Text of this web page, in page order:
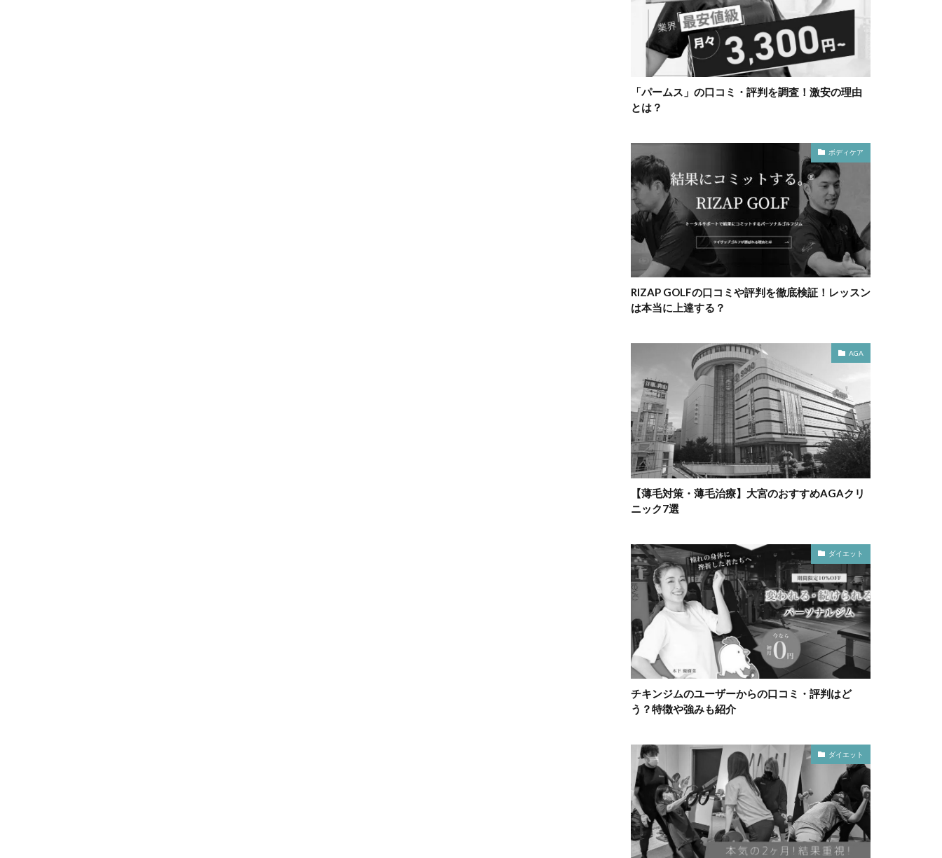
「パームス」の口コミ・評判を調査！激安の理由
とは？
ボディケア
RIZAP GOLFの口コミや評判を徹底検証！レッスン
は本当に上達する？
AGA
【薄毛対策・薄毛治療】大宮のおすすめAGAクリ
ニック7選
ダイエット
チキンジムのユーザーからの口コミ・評判はど
う？特徴や強みも紹介
ダイエット